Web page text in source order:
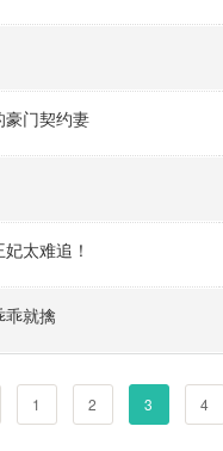
豪门契约妻
太难追！
乖就擒
1 2 3 4